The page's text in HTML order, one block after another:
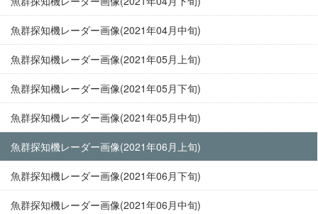
魚群探知機レーダー画像(2021年04月中旬)
魚群探知機レーダー画像(2021年05月上旬)
魚群探知機レーダー画像(2021年05月下旬)
魚群探知機レーダー画像(2021年05月中旬)
魚群探知機レーダー画像(2021年06月上旬)
魚群探知機レーダー画像(2021年06月下旬)
魚群探知機レーダー画像(2021年06月中旬)